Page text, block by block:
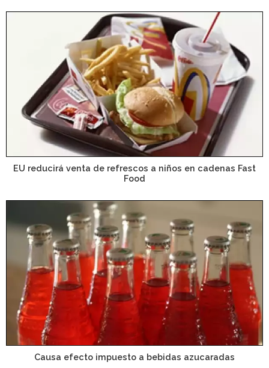
EU reducirá venta de refrescos a niños en cadenas Fast
Food
Causa efecto impuesto a bebidas azucaradas